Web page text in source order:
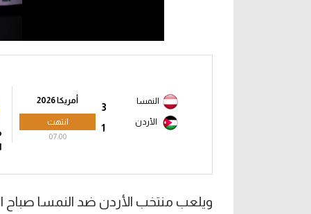
3
النمسا
1
الأردن
أمريكا 2026
انتهت
07:00
ويلعب منتخب الأردن ضد النمسا صباح